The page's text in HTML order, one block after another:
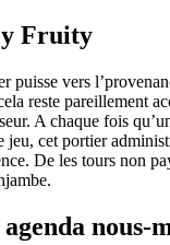
Fruity
puisse vers
reste pareillement
A chaque fois
jeu, cet portier
De les tours non
nous-